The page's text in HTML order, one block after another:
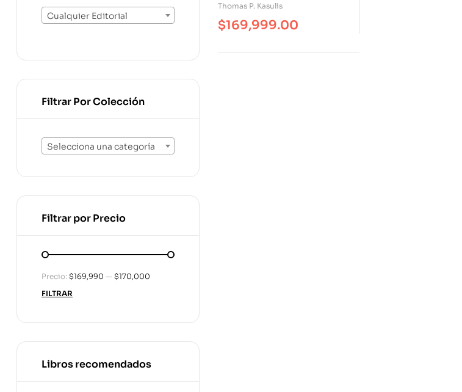
Thomas P. Kasulis
$169,999.00
Cualquier Editorial
Filtrar Por Colección
Selecciona una categoría
Filtrar por Precio
FILTRAR
Precio: $169,990 — $170,000
Libros recomendados